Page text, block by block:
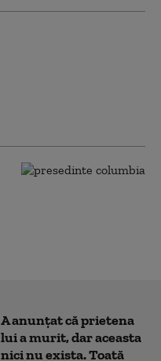
A anunțat că prietena
lui a murit, dar aceasta
nici nu exista. Toată